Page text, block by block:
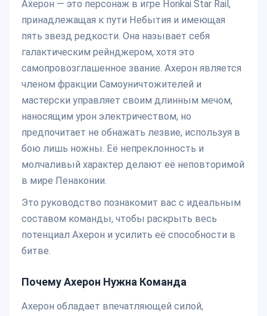
Ахерон — это персонаж в игре Honkai Star Rail,
принадлежащая к пути Небытия и имеющая
пять звезд редкости. Она называет себя
галактическим рейнджером, хотя это
самопровозглашенное звание. Ахерон является
членом фракции Самоуничтожителей и
мастерски управляет своим длинным мечом,
наносящим урон электричеством, но
предпочитает не обнажать лезвие, используя в
бою лишь ножны. Её непреклонность и
молчаливый характер делают её неповторимой
в мире Пенаконии.
Это руководство познакомит вас с идеальным
составом команды, чтобы раскрыть весь
потенциал Ахерон и усилить её способности в
битве.
Почему Ахерон Нужна Команда
Ахерон обладает впечатляющей силой,